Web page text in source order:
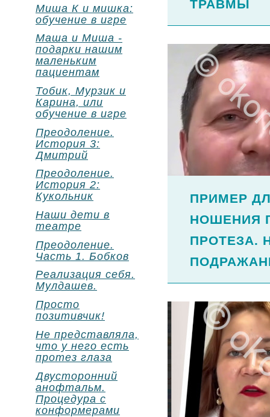
Миша К и мишка:
обучение в игре
Маша и Миша -
подарки нашим
маленьким
пациентам
Тобик, Мурзик и
Карина, или
обучение в игре
Преодоление.
История 3:
Дмитрий
Преодоление.
История 2:
Кукольник
Наши дети в
театре
Преодоление.
Часть 1. Бобков
Реализация себя.
Мулдашев.
Просто
позитивчик!
Не представляла,
что у него есть
протез глаза
Двусторонний
анофтальм.
Процедура с
конформерами
ТРАВМЫ
ПРИМЕР
НОШЕНИЯ
ПРОТЕЗА.